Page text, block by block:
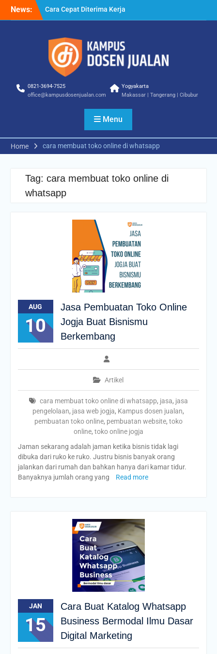
News:
Cara Cepat Diterima Kerja
– Tips Praktis yang Bisa
Cara Biar Dapat Pekerjaan
– Panduan Lengkap untuk
Pencari Kerja
Cara Dapat Pekerjaan –
Memperbesar Peluang
0821-3694-7525
office@kampusdosenjualan.com
Yogyakarta
Makassar | Tangerang | Cibubur
Menu
Home cara membuat toko online di whatsapp
Tag: cara membuat toko online di
whatsapp
AUG
10
Jasa Pembuatan Toko Online
Jogja Buat Bisnismu
Berkembang
Artikel
cara membuat toko online di whatsapp, jasa, jasa
pengelolaan, jasa web jogja, Kampus dosen jualan,
pembuatan toko online, pembuatan website, toko
online, toko online jogja
Jaman sekarang adalah jaman ketika bisnis tidak lagi
dibuka dari ruko ke ruko. Justru bisnis banyak orang
jalankan dari rumah dan bahkan hanya dari kamar tidur.
Banyaknya jumlah orang yang
Read more
JAN
15
Cara Buat Katalog Whatsapp
Business Bermodal Ilmu Dasar
Digital Marketing